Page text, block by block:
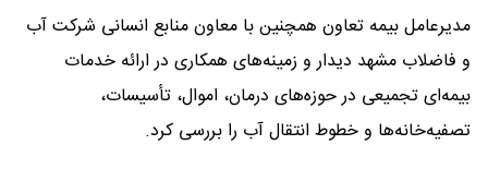
مدیرعامل بیمه تعاون همچنین با معاون منابع انسانی شرکت آب
و فاضلاب مشهد دیدار و زمینه‌های همکاری در ارائه خدمات
بیمه‌ای تجمیعی در حوزه‌های درمان، اموال، تأسیسات،
تصفیه‌خانه‌ها و خطوط انتقال آب را بررسی کرد.